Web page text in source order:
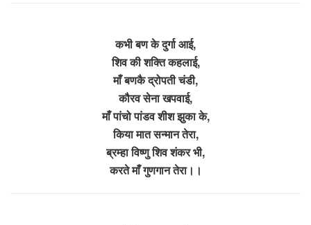
कभी बण के दुर्गा आई,
शिव की शक्ति कहलाई,
माँ बणकै द्रोपती चंडी,
कौरव सेना खपवाई,
माँ पांचो पांडव शीश झुका के,
किया मात सन्मान तेरा,
ब्रम्हा विष्णु शिव शंकर भी,
करते माँ गुणगान तेरा।।